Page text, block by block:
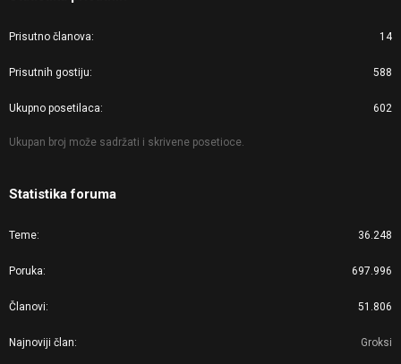
Prisutno članova 14
Prisutnih gostiju 588
Ukupno posetilaca 602
Ukupan broj može sadržati i skrivene posetioce.
Statistika foruma
Teme 36.248
Poruka 697.996
Članovi 51.806
Najnoviji član Groksi